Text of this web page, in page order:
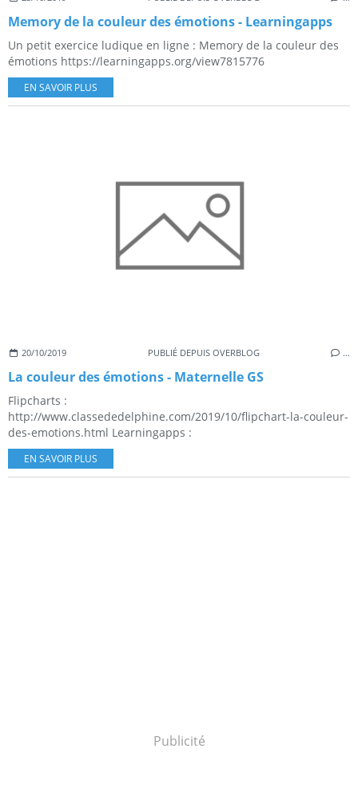
Memory de la couleur des émotions - Learningapps
Un petit exercice ludique en ligne : Memory de la couleur des
émotions https://learningapps.org/view7815776
EN SAVOIR PLUS
20/10/2019 PUBLIÉ DEPUIS OVERBLOG …
La couleur des émotions - Maternelle GS
Flipcharts :
http://www.classededelphine.com/2019/10/flipchart-la-couleur-
des-emotions.html Learningapps :
EN SAVOIR PLUS
Publicité